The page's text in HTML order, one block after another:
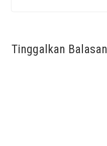
Tinggalkan Balasan